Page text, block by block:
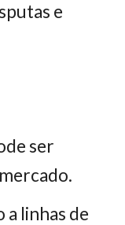
e
ser
a linhas de